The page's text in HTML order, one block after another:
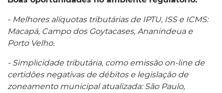
- Melhores alíquotas tributárias de IPTU, ISS e ICMS:
Macapá, Campo dos Goytacases, Ananindeua e
Porto Velho.
- Simplicidade tributária, como emissão on-line de
certidões negativas de débitos e legislação de
zoneamento municipal atualizada: São Paulo,